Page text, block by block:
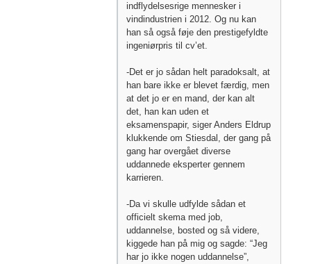
indflydelsesrige mennesker i
vindindustrien i 2012. Og nu kan
han så også føje den prestigefyldte
ingeniørpris til cv’et.
-Det er jo sådan helt paradoksalt, at
han bare ikke er blevet færdig, men
at det jo er en mand, der kan alt
det, han kan uden et
eksamenspapir, siger Anders Eldrup
klukkende om Stiesdal, der gang på
gang har overgået diverse
uddannede eksperter gennem
karrieren.
-Da vi skulle udfylde sådan et
officielt skema med job,
uddannelse, bosted og så videre,
kiggede han på mig og sagde: “Jeg
har jo ikke nogen uddannelse”,